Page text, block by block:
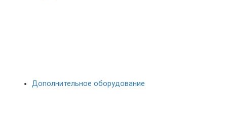
Дополнительное оборудование